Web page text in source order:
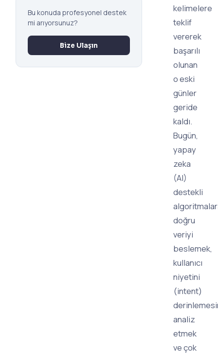
Bu konuda profesyonel destek
mi arıyorsunuz?
Bize Ulaşın
kelimelere
teklif
vererek
başarılı
olunan
o eski
günler
geride
kaldı.
Bugün,
yapay
zeka
(AI)
destekli
doğru
veriyi
beslemek,
kullanıcı
niyetini
(intent)
analiz
etmek
ve çok